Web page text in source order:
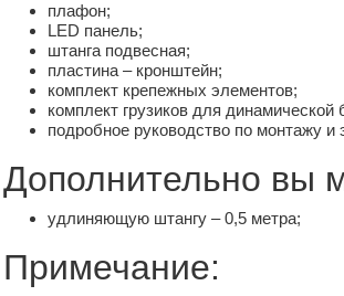
плафон;
LED панель;
штанга подвесная;
пластина – кронштейн;
комплект крепежных элементов;
комплект грузиков для динамической
подробное руководство по монтажу и
Дополнительно вы
удлиняющую штангу – 0,5 метра;
Примечание: